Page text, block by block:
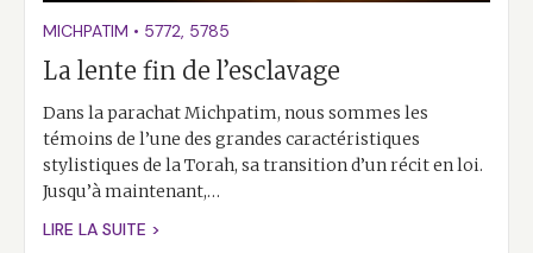
MICHPATIM • 5772, 5785
La lente fin de l’esclavage
Dans la parachat Michpatim, nous sommes les
témoins de l’une des grandes caractéristiques
stylistiques de la Torah, sa transition d’un récit en loi.
Jusqu’à maintenant,…
LIRE LA SUITE >